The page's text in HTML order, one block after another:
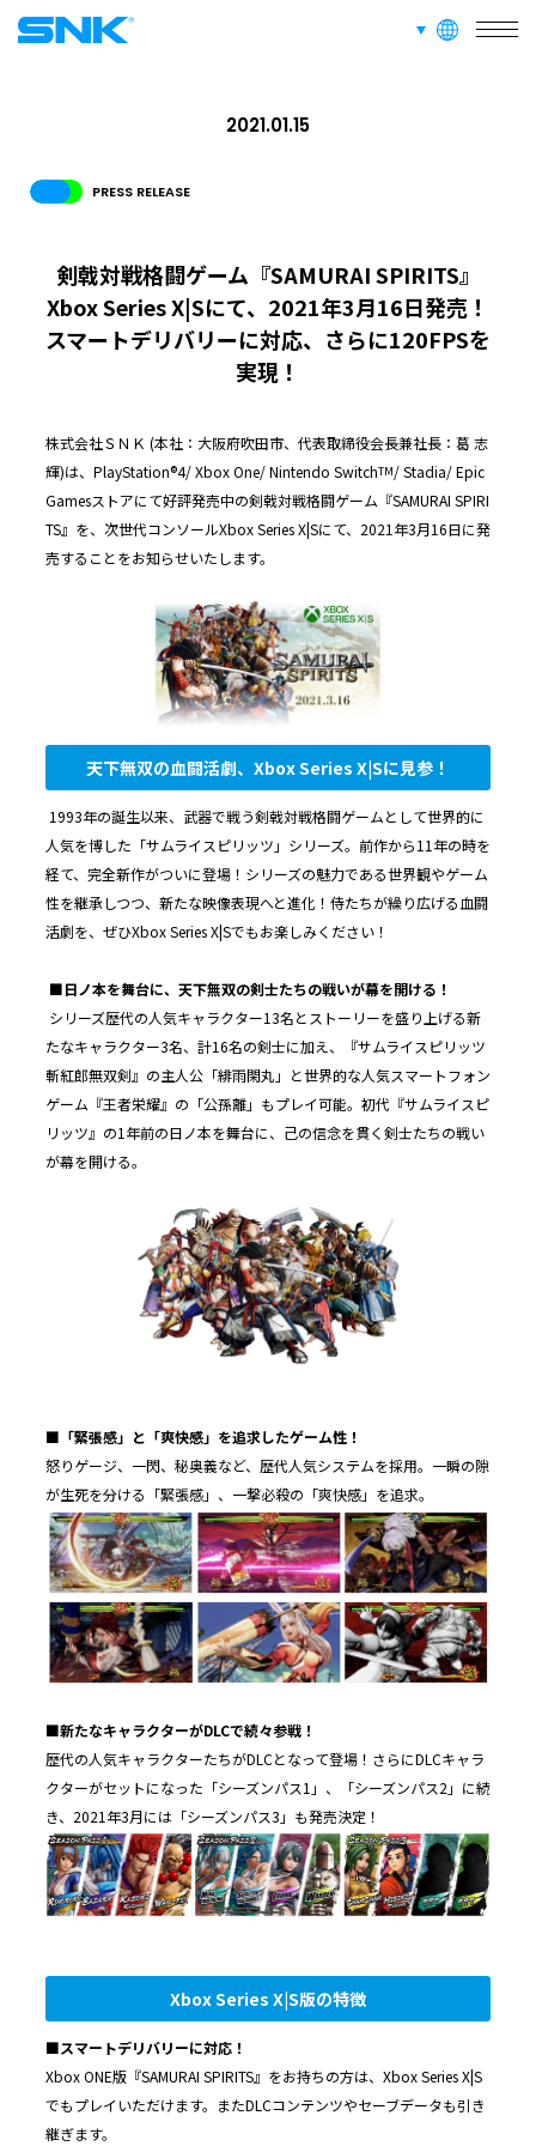
言語切り替え
RECRUIT
GLOBAL
JPN ENG 한글 繁体 簡体
PRESS RELEASE
2021.01.15
剣戟対戦格闘ゲーム『SAMURAI SPIRITS』
Xbox Series X|Sにて、2021年3月16日発売！
スマートデリバリーに対応、さらに120FPSを
実現！
株式会社ＳＮＫ (本社：大阪府吹田市、代表取締役会長兼社長：葛 志
輝)は、PlayStation®4/ Xbox One/ Nintendo SwitchTM/ Stadia/ Epic
Gamesストアにて好評発売中の剣戟対戦格闘ゲーム『SAMURAI SPIRI
TS』を、次世代コンソールXbox Series X|Sにて、2021年3月16日に発
売することをお知らせいたします。
天下無双の血闘活劇、Xbox Series X|Sに見参！
1993年の誕生以来、武器で戦う剣戟対戦格闘ゲームとして世界的に
人気を博した「サムライスピリッツ」シリーズ。前作から11年の時を
経て、完全新作がついに登場！シリーズの魅力である世界観やゲーム
性を継承しつつ、新たな映像表現へと進化！侍たちが繰り広げる血闘
活劇を、ぜひXbox Series X|Sでもお楽しみください！
■日ノ本を舞台に、天下無双の剣士たちの戦いが幕を開ける！
シリーズ歴代の人気キャラクター13名とストーリーを盛り上げる新
たなキャラクター3名、計16名の剣士に加え、『サムライスピリッツ
斬紅郎無双剣』の主人公「緋雨閑丸」と世界的な人気スマートフォン
ゲーム『王者栄耀』の「公孫離」もプレイ可能。初代『サムライスピ
リッツ』の1年前の日ノ本を舞台に、己の信念を貫く剣士たちの戦い
が幕を開ける。
■ 「緊張感」と「爽快感」を追求したゲーム性！
怒りゲージ、一閃、秘奥義など、歴代人気システムを採用。一瞬の隙
が生死を分ける「緊張感」、一撃必殺の「爽快感」を追求。
■新たなキャラクターがDLCで続々参戦！
歴代の人気キャラクターたちがDLCとなって登場！さらにDLCキャラ
クターがセットになった「シーズンパス1」、「シーズンパス2」に続
き、2021年3月には「シーズンパス3」も発売決定！
Xbox Series X|S版の特徴
■スマートデリバリーに対応！
Xbox ONE版『SAMURAI SPIRITS』をお持ちの方は、Xbox Series X|S
でもプレイいただけます。またDLCコンテンツやセーブデータも引き
継ぎます。